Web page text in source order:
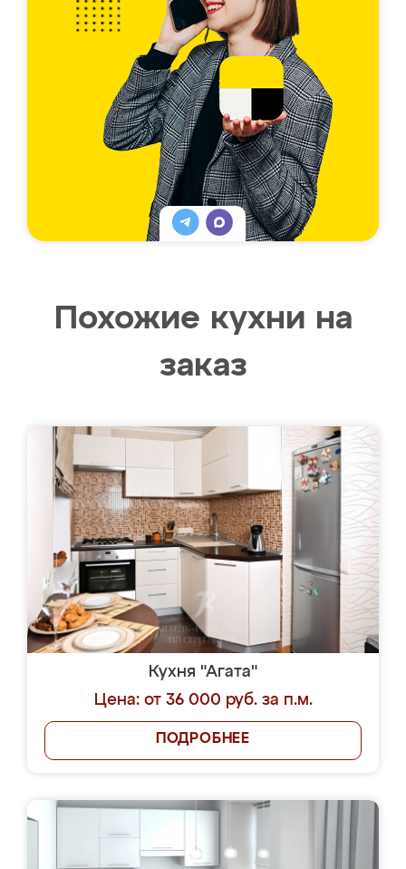
Похожие кухни на
заказ
Кухня "Агата"
Цена: от 36 000 руб. за п.м.
ПОДРОБНЕЕ